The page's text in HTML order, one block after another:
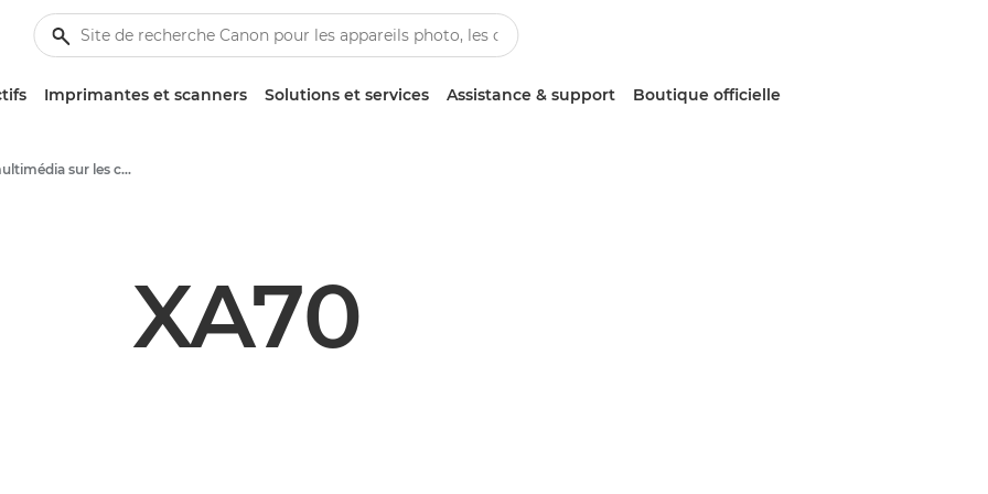
Imprimantes et scanners Solutions et services Assistance & support Boutique officielle
Contenu multimédia sur les caméscopes - Centre de presse Canon
XA70